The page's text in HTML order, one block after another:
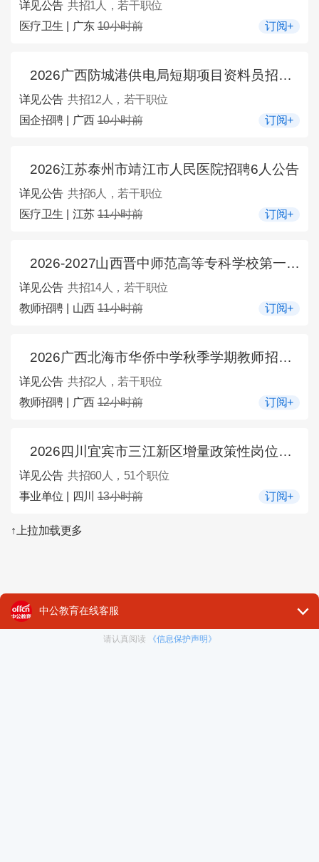
详见公告 共招1人，若干职位
医疗卫生 | 广东10小时前 订阅+
2026广西防城港供电局短期项目资料员招聘12人公告
详见公告 共招12人，若干职位
国企招聘 | 广西10小时前 订阅+
2026江苏泰州市靖江市人民医院招聘6人公告
详见公告 共招6人，若干职位
医疗卫生 | 江苏11小时前 订阅+
2026-2027山西晋中师范高等专科学校第一学期招聘校外兼职（课）教师14人公告
详见公告 共招14人，若干职位
教师招聘 | 山西11小时前 订阅+
2026广西北海市华侨中学秋季学期教师招聘2人公告
详见公告 共招2人，若干职位
教师招聘 | 广西12小时前 订阅+
2026四川宜宾市三江新区增量政策性岗位招募60人公告
详见公告 共招60人，51个职位
事业单位 | 四川13小时前 订阅+
↑上拉加载更多